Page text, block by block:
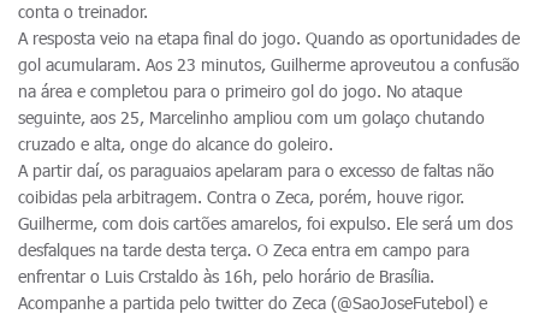
conta o treinador.
A resposta veio na etapa final do jogo. Quando as oportunidades de
gol acumularam. Aos 23 minutos, Guilherme aproveutou a confusão
na área e completou para o primeiro gol do jogo. No ataque
seguinte, aos 25, Marcelinho ampliou com um golaço chutando
cruzado e alta, onge do alcance do goleiro.
A partir daí, os paraguaios apelaram para o excesso de faltas não
coibidas pela arbitragem. Contra o Zeca, porém, houve rigor.
Guilherme, com dois cartões amarelos, foi expulso. Ele será um dos
desfalques na tarde desta terça. O Zeca entra em campo para
enfrentar o Luis Crstaldo às 16h, pelo horário de Brasília.
Acompanhe a partida pelo twitter do Zeca (@SaoJoseFutebol) e